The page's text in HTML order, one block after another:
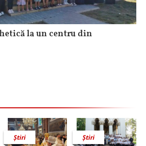
la un centru din
Știri Știri